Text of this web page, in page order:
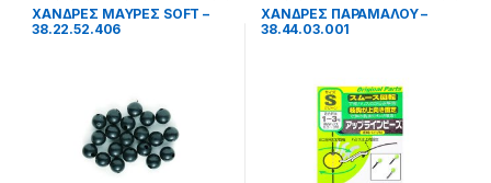
ΧΑΝΔΡΕΣ ΜΑΥΡΕΣ SOFT –
38.22.52.406
ΧΑΝΔΡΕΣ ΠΑΡΑΜΑΛΟΥ –
38.44.03.001